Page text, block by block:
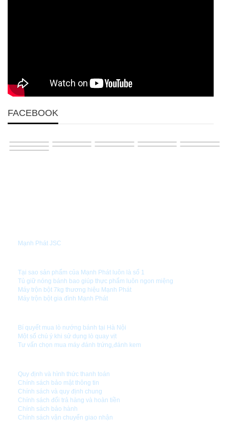
FACEBOOK
Mạnh Phát JSC
Tại sao sản phẩm của Mạnh Phát luôn là số 1
Tủ giữ nóng bánh bao giúp thực phẩm luôn ngon miệng
Máy trộn bột 7kg thương hiệu Mạnh Phát
Máy trộn bột gia đình Mạnh Phát
Bí quyết mua lò nướng bánh tại Hà Nội
Một số chú ý khi sử dụng lò quay vịt
Tư vấn chọn mua máy đánh trứng,đánh kem
Quy định và hình thức thanh toán
Chính sách bảo mật thông tin
Chính sách và quy định chung
Chính sách đổi trả hàng và hoàn tiền
Chính sách bảo hành
Chính sách vận chuyển giao nhận